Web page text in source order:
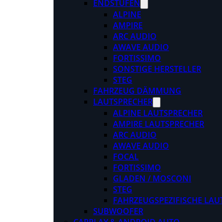
ENDSTUFEN
ALPINE
AMPIRE
ARC AUDIO
AWAVE AUDIO
FORTISSIMO
SONSTIGE HERSTELLER
STEG
FAHRZEUG DÄMMUNG
LAUTSPRECHER
ALPINE LAUTSPRECHER
AMPIRE LAUTSPRECHER
ARC AUDIO
AWAVE AUDIO
FOCAL
FORTISSIMO
GLADEN / MOSCONI
STEG
FAHRZEUGSPEZIFISCHE
SUBWOOFER